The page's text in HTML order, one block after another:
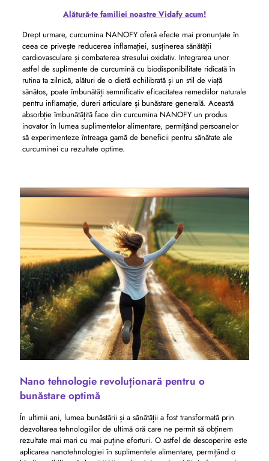
Alătură-te familiei noastre Vidafy acum!
Drept urmare, curcumina NANOFY oferă efecte mai pronunțate în
ceea ce privește reducerea inflamației, susținerea sănătății
cardiovasculare și combaterea stresului oxidativ. Integrarea unor
astfel de suplimente de curcumină cu biodisponibilitate ridicată în
rutina ta zilnică, alături de o dietă echilibrată și un stil de viață
sănătos, poate îmbunătăți semnificativ eficacitatea remediilor naturale
pentru inflamație, dureri articulare și bunăstare generală. Această
absorbție îmbunătățită face din curcumina NANOFY un produs
inovator în lumea suplimentelor alimentare, permițând persoanelor
să experimenteze întreaga gamă de beneficii pentru sănătate ale
curcuminei cu rezultate optime.
Nano tehnologie revoluționară pentru o
bunăstare optimă
În ultimii ani, lumea bunăstării și a sănătății a fost transformată prin
dezvoltarea tehnologiilor de ultimă oră care ne permit să obținem
rezultate mai mari cu mai puține eforturi. O astfel de descoperire este
aplicarea nanotehnologiei în suplimentele alimentare, permițând o